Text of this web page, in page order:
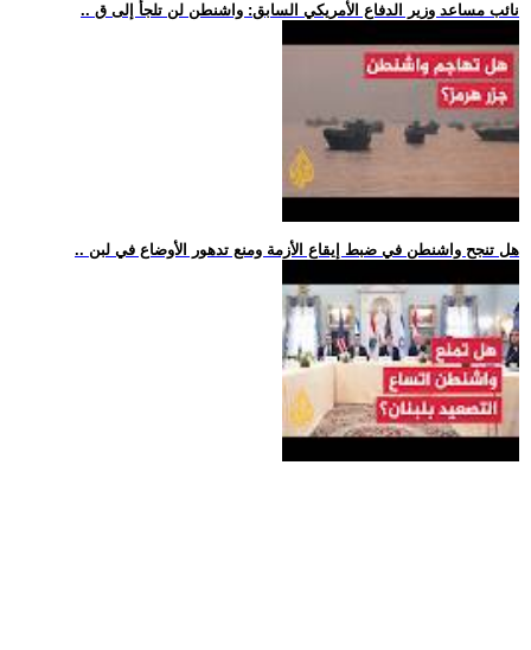
.. نائب مساعد وزير الدفاع الأمريكي السابق: واشنطن لن تلجأ إلى ق
.. هل تنجح واشنطن في ضبط إيقاع الأزمة ومنع تدهور الأوضاع في لبن